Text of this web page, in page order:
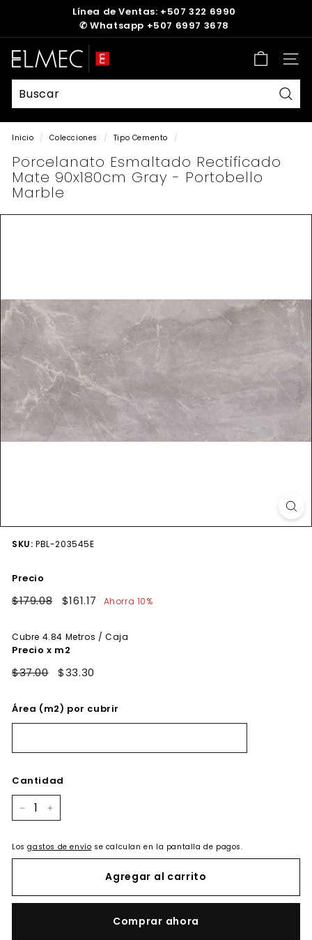
diapositivas
pausa
Línea de Ventas: +507 322 6990
✆ Whatsapp +507 6997 3678
E
L
M
E
C
Inicio / Colecciones / Tipo Cemento /
Porcelanato Esmaltado Rectificado
Mate 90x180cm Gray - Portobello
Marble
SKU: PBL-203545E
Precio
Precio
$179.08$179.08
Precio
$161.17 $161.17
Ahorra 10%
Cubre 4.84 Metros / Caja
Precio x m2
$37.00 $33.30
Área (m2) por cubrir
Cantidad
Losgastos de envío se calculan en la pantalla de pagos.
Agregar al carrito
Comprar ahora